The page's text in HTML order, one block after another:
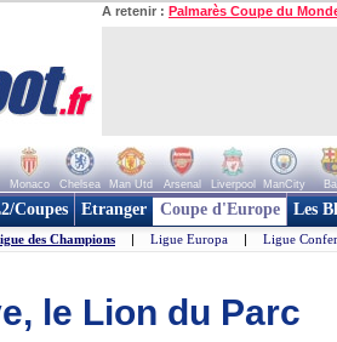
A retenir : Palmarès Coupe du
Monaco Chelsea Man Utd Arsenal Liverpool ManCity
Coupes Etranger Coupe d'Europe Les
des Champions | Ligue Europa | Ligue
le Lion du Parc